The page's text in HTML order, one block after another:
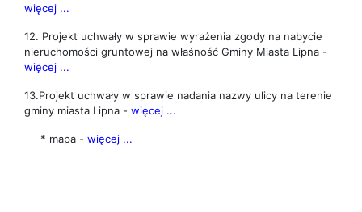
więcej ...
12. Projekt uchwały w sprawie wyrażenia zgody na nabycie
nieruchomości gruntowej na właśność Gminy Miasta Lipna -
więcej ...
13.Projekt uchwały w sprawie nadania nazwy ulicy na terenie
gminy miasta Lipna - więcej ...
* mapa - więcej ...